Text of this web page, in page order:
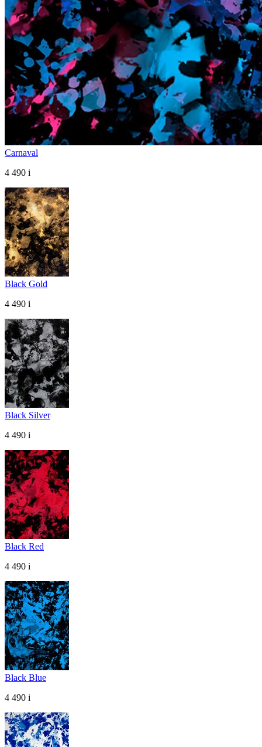
Carnaval
4 490 i
Black Gold
4 490 i
Black Silver
4 490 i
Black Red
4 490 i
Black Blue
4 490 i